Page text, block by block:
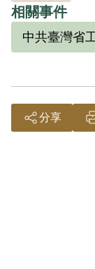
相關事件
中共臺灣省
分享